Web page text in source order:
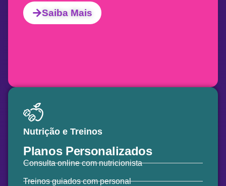
Saiba Mais
Nutrição e Treinos
PlanosPersonalizados
Consulta online com nutricionista
Treinos guiados com personal